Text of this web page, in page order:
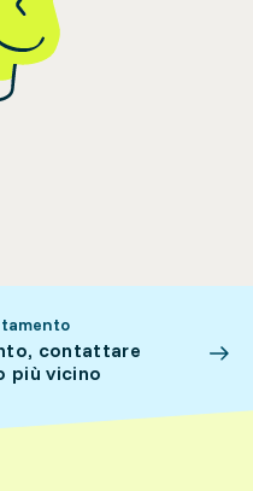
contattare
più vicino